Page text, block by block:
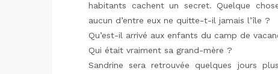
habitants cachent un secret. Quelque
aucun d’entre eux ne quitte-t-il jamais l’île ?
Qu’est-il arrivé aux enfants du camp de
Qui était vraiment sa grand-mère ?
Sandrine sera retrouvée quelques jours